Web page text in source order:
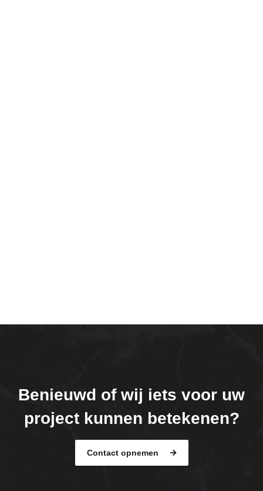
Benieuwd of wij iets voor uw
project kunnen betekenen?
Contact opnemen